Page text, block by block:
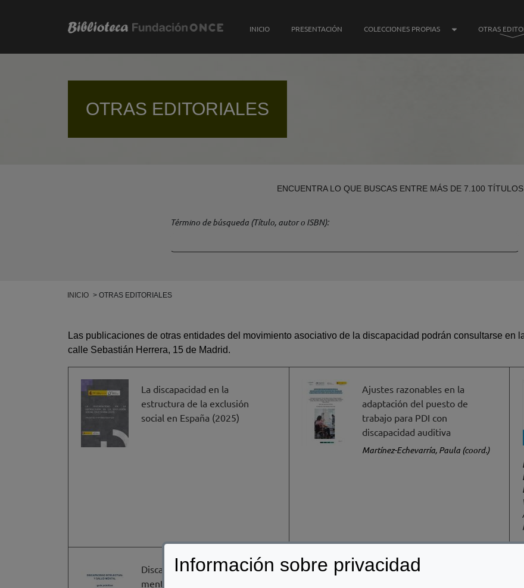
Información sobre privacidad
INICIO PRESENTACIÓN COLECCIONES PROPIAS SUBMENÚOTRAS
OTRAS EDITORIALES
ENCUENTRA LO QUE BUSCAS ENTRE MÁS DE 7.100 TÍTULOS
Término de búsqueda (Título, autor o ISBN)
Ruta de navegación
INICIO OTRAS EDITORIALES
Las publicaciones de otras entidades del movimiento asociativo de la discapacidad podrán consultarse en
calle Sebastián Herrera, 15 de Madrid.
La discapacidad en la
estructura de la exclusión
social en España (2025)
Ajustes razonables en la
adaptación del puesto de
trabajo para PDI con
discapacidad auditiva
Martínez-Echevarría, Paula (coord.)
Discapacidad intelectual y salud
mental. Guía práctica
El voluntariado en Salud